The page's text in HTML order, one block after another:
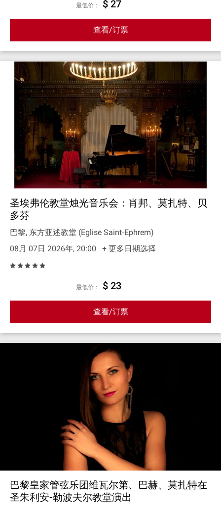
最低价： $ 27
查看/订票
圣埃弗伦教堂烛光音乐会：肖邦、莫扎特、贝
多芬
巴黎, 东方亚述教堂 (Eglise Saint‐Ephrem)
08月 07日 2026年, 20:00
+ 更多日期选择
最低价： $ 23
查看/订票
巴黎皇家管弦乐团维瓦尔第、巴赫、莫扎特在
圣朱利安-勒波夫尔教堂演出